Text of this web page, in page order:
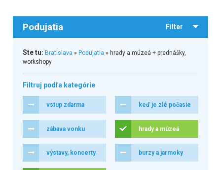
Podujatia Filter
Ste tu: Bratislava » Podujatia » hrady a múzeá + prednášky,
workshopy
Filtruj podľa kategórie
vstup zdarma keď je zlé počasie
zábava vonku hrady a múzeá
výstavy, koncerty burzy a jarmoky